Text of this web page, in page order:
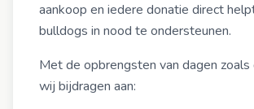
aankoop en iedere donatie direct
bulldogs in nood te ondersteunen.
Met de opbrengsten van dagen zoals
wij bijdragen aan: